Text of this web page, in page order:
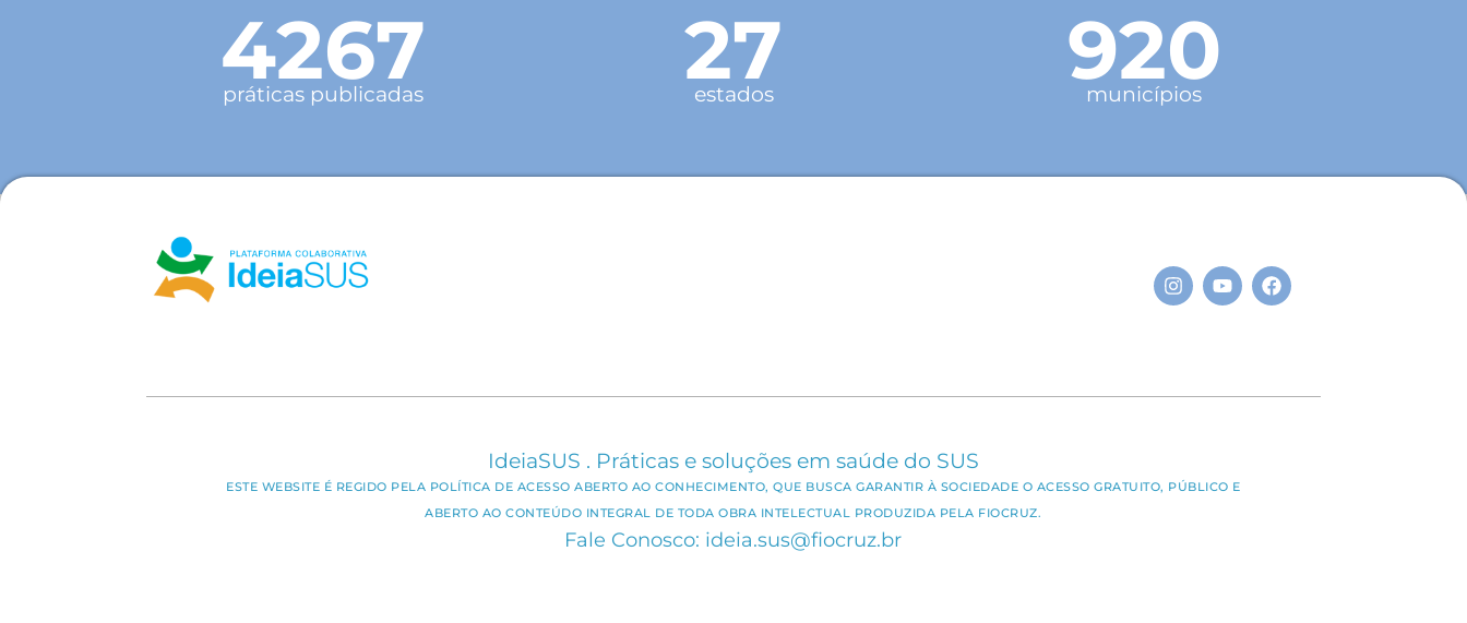
4267
práticas publicadas 27
estados 920
municípios
IdeiaSUS . Práticas e soluções em saúde do SUS
ESTE WEBSITE É REGIDO PELA POLÍTICA DE ACESSO ABERTO AO CONHECIMENTO, QUE BUSCA GARANTIR À SOCIEDADE O ACESSO GRATUITO, PÚBLICO E
ABERTO AO CONTEÚDO INTEGRAL DE TODA OBRA INTELECTUAL PRODUZIDA PELA FIOCRUZ.
Fale Conosco: ideia.sus@fiocruz.br